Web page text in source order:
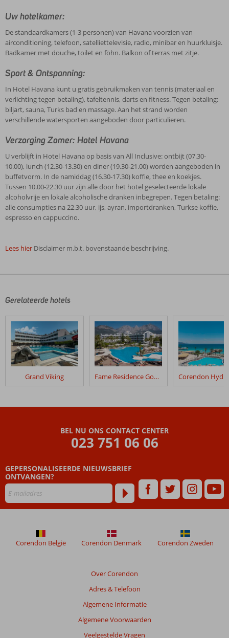
Uw hotelkamer:
De standaardkamers (1-3 personen) van Havana voorzien van
airconditioning, telefoon, satelliettelevisie, radio, minibar en huurkluisje.
Badkamer met douche, toilet en föhn. Balkon of terras met zitje.
Sport & Ontspanning:
In Hotel Havana kunt u gratis gebruikmaken van tennis (materiaal en
verlichting tegen betaling), tafeltennis, darts en fitness. Tegen betaling:
biljart, sauna, Turks bad en massage. Aan het strand worden
verschillende watersporten aangeboden door particulieren.
Verzorging Zomer: Hotel Havana
U verblijft in Hotel Havana op basis van All Inclusive: ontbijt (07.30-
10.00), lunch (12.30-13.30) en diner (19.30-21.00) worden aangeboden in
buffetvorm. In de namiddag (16.30-17.30) koffie, thee en koekjes.
Tussen 10.00-22.30 uur zijn alle door het hotel geselecteerde lokale
alcoholvrije en lokale alcoholische dranken inbegrepen. Tegen betaling:
alle consumpties na 22.30 uur, ijs, ayran, importdranken, Turkse koffie,
espresso en cappuccino.
Lees hier Disclaimer m.b.t. bovenstaande beschrijving.
door
klanten
geschreven
na
hun
verblijf
Havana
48
maanden
meer
om
de
Gerelateerde hotels
Grand Viking Fame Residence Goynuk
BEL NU ONS CONTACT CENTER
023 751 06 06
GEPERSONALISEERDE NIEUWSBRIEF
ONTVANGEN?
Over Corendon
Adres & Telefoon
Algemene Informatie
Algemene Voorwaarden
Veelgestelde Vragen
Corendon België Corendon Denmark Corendon Zweden